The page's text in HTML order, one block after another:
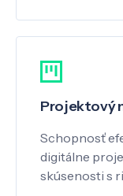
Projektový
Schopnosť
digitálne
skúsenosti s